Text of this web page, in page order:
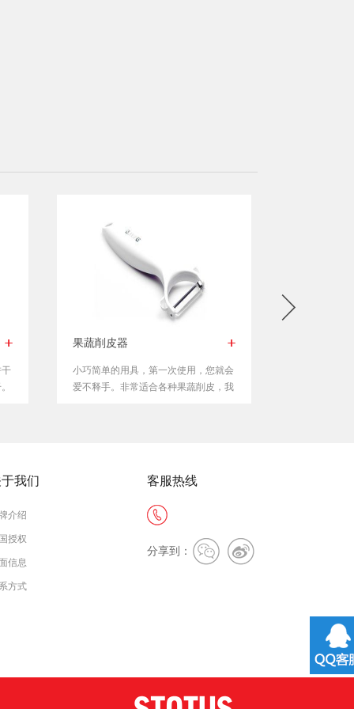
果蔬削皮器
小巧简单的用具，第一次使用，您就会
爱不释手。非常适合各种果蔬削皮，我
绿色瓶罐挤压器
绿色塑料瓶罐挤压器可以帮助
旧塑料瓶罐，最多可节省80%
我们
介绍
授权
信息
方式
客服热线
分享到：